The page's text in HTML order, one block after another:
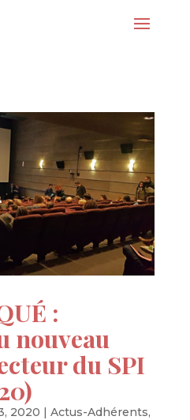
:
nouveau
du SPI
2020 | Actus-Adhérents,